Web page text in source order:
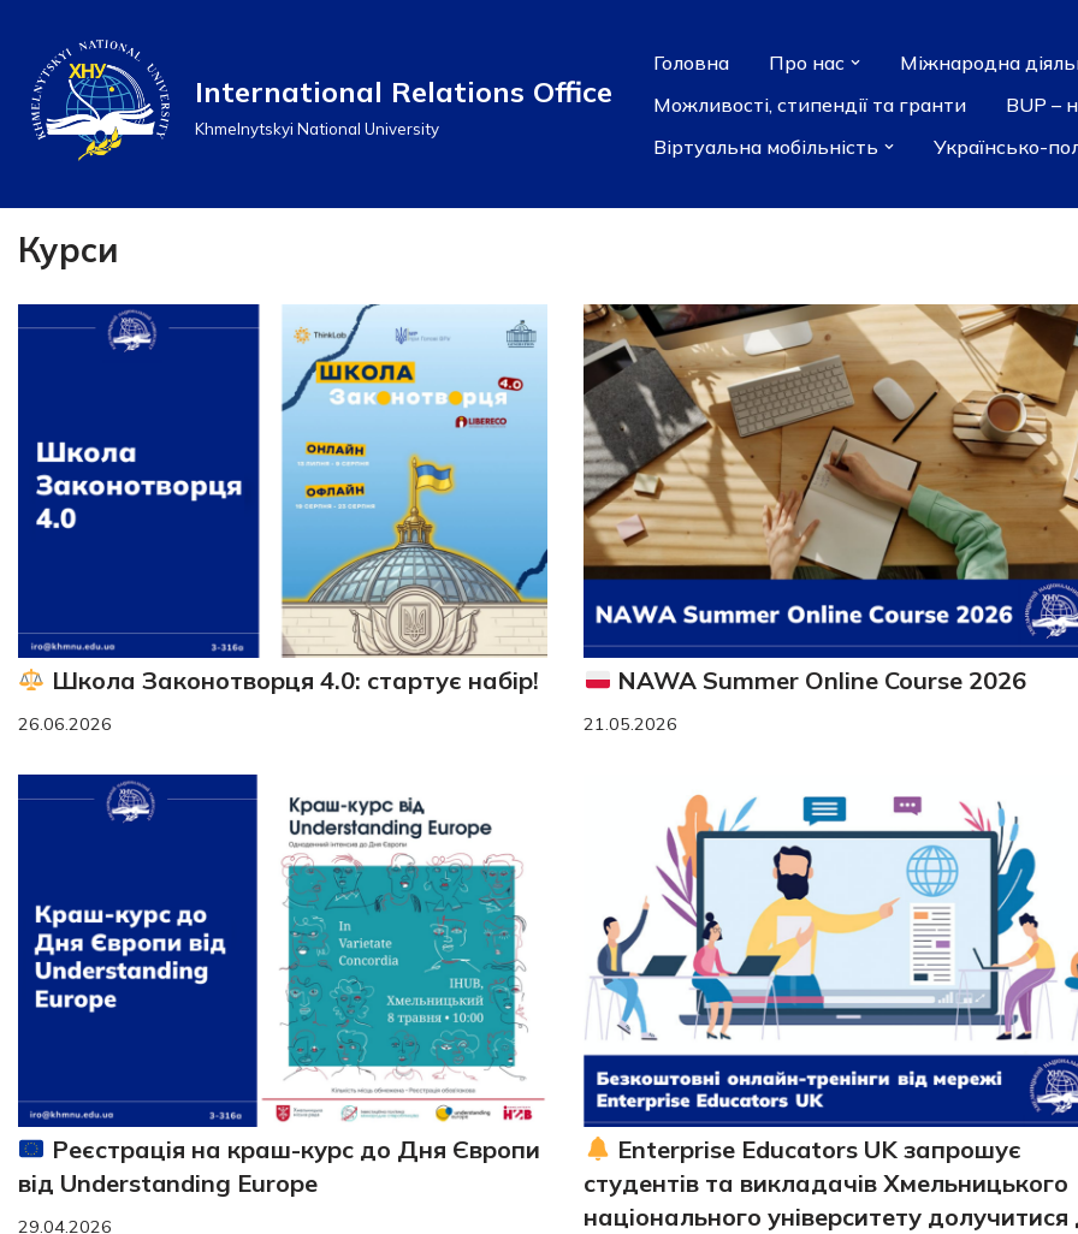
Перейти
до
вмісту
International Relations Office
Khmelnytskyi National University
Головна Про нас
Міжнародна
Можливості, стипендії та гранти
BUP –
Віртуальна мобільність
Українсько-
Курси
Школа Законотворця 4.0: стартує набір!
26.06.2026
NAWA Summer Online Course 2026
21.05.2026
Реєстрація на краш-курс до Дня Європи
від Understanding Europe
29.04.2026
Enterprise Educators UK запрошує
студентів та викладачів Хмельницького
національного університету долучитися